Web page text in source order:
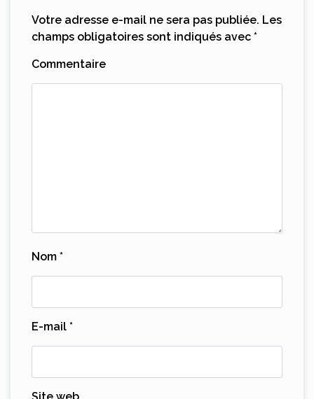
Votre adresse e-mail ne sera pas publiée. Les
champs obligatoires sont indiqués avec *
Commentaire
Nom *
E-mail *